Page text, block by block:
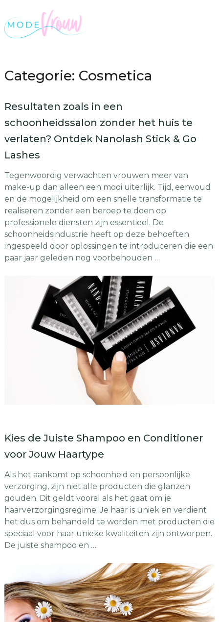
Categorie: Cosmetica
Resultaten zoals in een
schoonheidssalon zonder het huis te
verlaten? Ontdek Nanolash Stick & Go
Lashes
Tegenwoordig verwachten vrouwen meer van
make-up dan alleen een mooi uiterlijk. Tijd, eenvoud
en de mogelijkheid om een snelle transformatie te
realiseren zonder een beroep te doen op
professionele diensten zijn essentieel. De
schoonheidsindustrie heeft op deze behoeften
ingespeeld door oplossingen te introduceren die een
paar jaar geleden nog voorbehouden …
Kies de Juiste Shampoo en Conditioner
voor Jouw Haartype
Als het aankomt op schoonheid en persoonlijke
verzorging, zijn niet alle producten die glanzen
gouden. Dit geldt vooral als het gaat om je
haarverzorgingsregime. Je haar is uniek en verdient
het dus om behandeld te worden met producten die
speciaal voor haar unieke kwaliteiten zijn ontworpen.
De juiste shampoo en …